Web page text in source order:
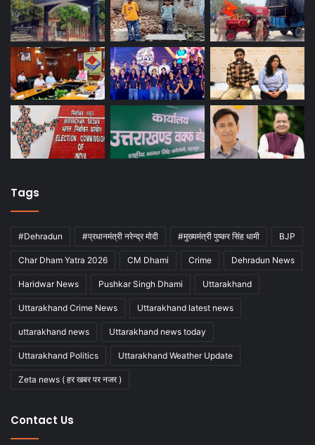
Tags
#Dehradun #प्रधानमंत्री नरेन्द्र मोदी #मुख्यमंत्री पुष्कर सिंह धामी BJP
Char Dham Yatra 2026 CM Dhami Crime Dehradun News
Haridwar News Pushkar Singh Dhami Uttarakhand
Uttarakhand Crime News Uttarakhand latest news
uttarakhand news Uttarakhand news today
Uttarakhand Politics Uttarakhand Weather Update
Zeta news ( हर खबर पर नजर )
Contact Us